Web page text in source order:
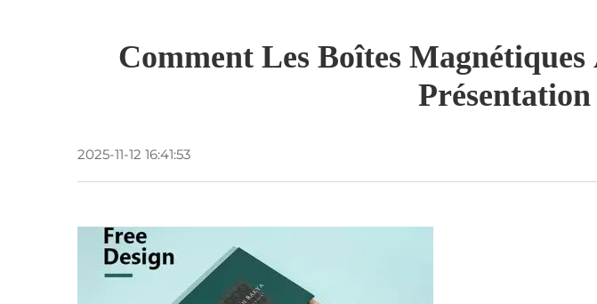
Comment Les Boîtes
2025-11-12 16:41:53